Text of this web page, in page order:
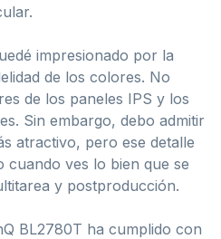
impresionado por la
de los colores. No
de los paneles IPS y los
Sin embargo, debo admitir
atractivo, pero ese detalle
cuando ves lo bien que se
y postproducción.
BL2780T ha cumplido con